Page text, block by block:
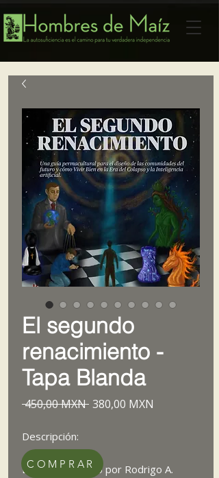
El segundo
renacimiento -
Tapa Blanda
450,00 MXN Precio
380,00 MXN
Descripción:
Este libro escrito por Rodrigo A.
COMPRAR